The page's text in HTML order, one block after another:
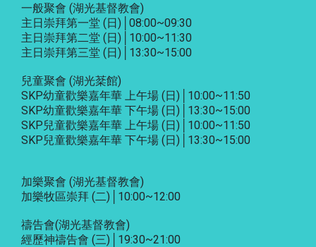
一般聚會 (湖光基督教會)
主日崇拜第一堂 (日)│08:00~09:30
主日崇拜第二堂 (日)│10:00~11:30
主日崇拜第三堂 (日)│13:30~15:00
兒童聚會 (湖光棻館)
SKP幼童歡樂嘉年華 上午場 (日)│10:00~11:50
SKP幼童歡樂嘉年華 下午場 (日)│13:30~15:00
SKP兒童歡樂嘉年華 上午場 (日)│10:00~11:50
SKP兒童歡樂嘉年華 下午場 (日)│13:30~15:00
加樂聚會 (湖光基督教會)
加樂牧區崇拜 (二)│10:00~12:00
禱告會(湖光基督教會)
經歷神禱告會 (三)│19:30~21:00